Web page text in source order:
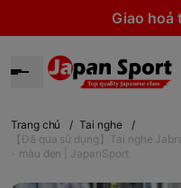
Giao hoả
Trang chủ / Tai nghe
/
【Đã qua sử dụng】Tai nghe
- màu đen | JapanSport